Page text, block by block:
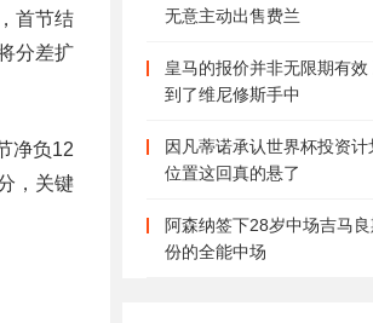
首节结
分差扩
净负12
，关键
无意主动出售费兰
皇马的报价并非无限期有
到了维尼修斯手中
因凡蒂诺承认世界杯投资
位置这回真的悬了
阿森纳签下28岁中场吉马
份的全能中场